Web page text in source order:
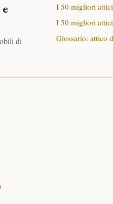
di
I 50 migliori
I 50 migliori
Glossario: attico